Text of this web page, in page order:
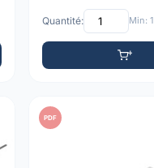
Quantité: Min: 1
PDF